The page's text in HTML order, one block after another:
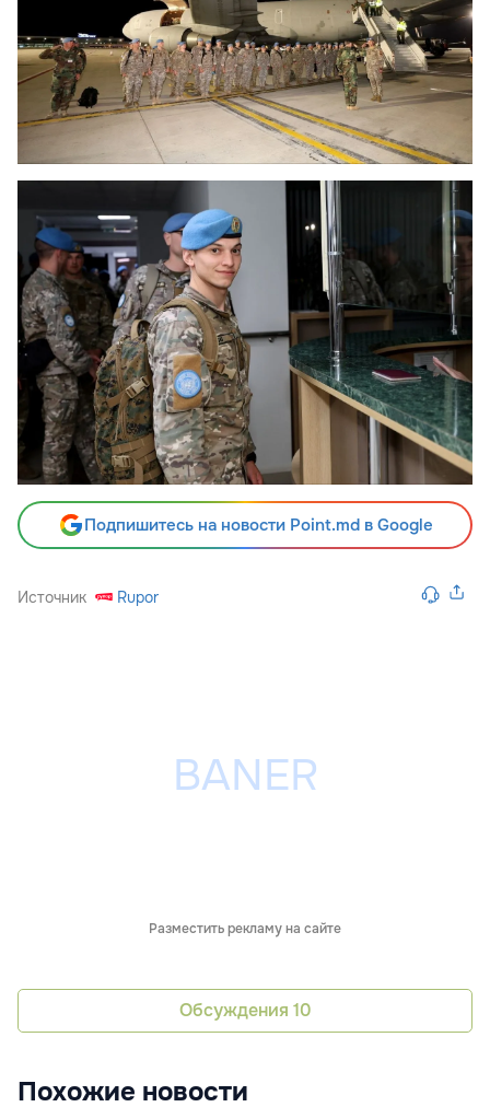
Подпишитесь на новости Point.md в Google
Источник Rupor
Разместить рекламу на сайте
Обсуждения 10
Похожие новости